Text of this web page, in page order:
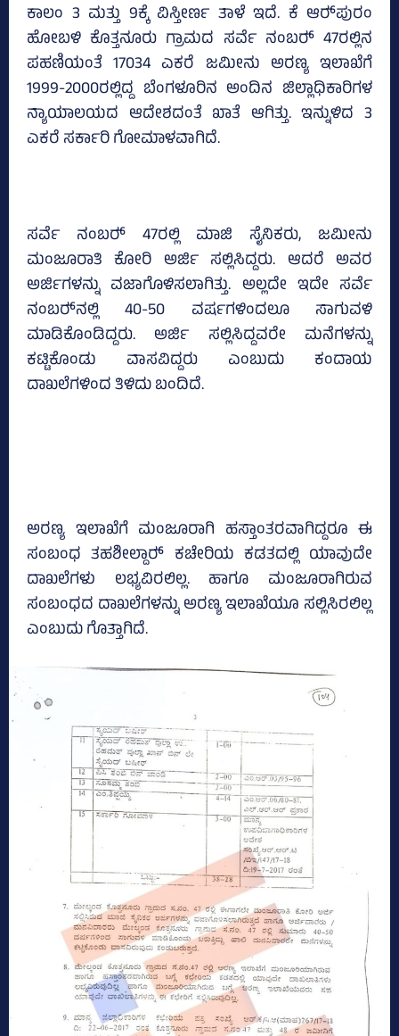
ಕಾಲಂ 3 ಮತ್ತು 9ಕ್ಕೆ ವಿಸ್ತೀರ್ಣ ತಾಳೆ ಇದೆ. ಕೆ ಆರ್‍‌ಪುರಂ
ಹೋಬಳಿ ಕೊತ್ತನೂರು ಗ್ರಾಮದ ಸರ್ವೆ ನಂಬರ್‍‌ 47ರಲ್ಲಿನ
ಪಹಣಿಯಂತೆ 17034 ಎಕರೆ ಜಮೀನು ಅರಣ್ಯ ಇಲಾಖೆಗೆ
1999-2000ರಲ್ಲಿದ್ದ ಬೆಂಗಳೂರಿನ ಅಂದಿನ ಜಿಲ್ಲಾಧಿಕಾರಿಗಳ
ನ್ಯಾಯಾಲಯದ ಆದೇಶದಂತೆ ಖಾತೆ ಆಗಿತ್ತು. ಇನ್ನುಳಿದ 3
ಎಕರೆ ಸರ್ಕಾರಿ ಗೋಮಾಳವಾಗಿದೆ.
ಸರ್ವೆ ನಂಬರ್‍‌ 47ರಲ್ಲಿ ಮಾಜಿ ಸೈನಿಕರು, ಜಮೀನು
ಮಂಜೂರಾತಿ ಕೋರಿ ಅರ್ಜಿ ಸಲ್ಲಿಸಿದ್ದರು. ಆದರೆ ಅವರ
ಅರ್ಜಿಗಳನ್ನು ವಜಾಗೊಳಿಸಲಾಗಿತ್ತು. ಅಲ್ಲದೇ ಇದೇ ಸರ್ವೆ
ನಂಬರ್‍‌ನಲ್ಲಿ 40-50 ವರ್ಷಗಳಿಂದಲೂ ಸಾಗುವಳಿ
ಮಾಡಿಕೊಂಡಿದ್ದರು. ಅರ್ಜಿ ಸಲ್ಲಿಸಿದ್ದವರೇ ಮನೆಗಳನ್ನು
ಕಟ್ಟಿಕೊಂಡು ವಾಸವಿದ್ದರು ಎಂಬುದು ಕಂದಾಯ
ದಾಖಲೆಗಳಿಂದ ತಿಳಿದು ಬಂದಿದೆ.
ಅರಣ್ಯ ಇಲಾಖೆಗೆ ಮಂಜೂರಾಗಿ ಹಸ್ತಾಂತರವಾಗಿದ್ದರೂ ಈ
ಸಂಬಂಧ ತಹಶೀಲ್ದಾರ್‍‌ ಕಚೇರಿಯ ಕಡತದಲ್ಲಿ ಯಾವುದೇ
ದಾಖಲೆಗಳು ಲಭ್ಯವಿರಲಿಲ್ಲ. ಹಾಗೂ ಮಂಜೂರಾಗಿರುವ
ಸಂಬಂಧದ ದಾಖಲೆಗಳನ್ನು ಅರಣ್ಯ ಇಲಾಖೆಯೂ ಸಲ್ಲಿಸಿರಲಿಲ್ಲ
ಎಂಬುದು ಗೊತ್ತಾಗಿದೆ.